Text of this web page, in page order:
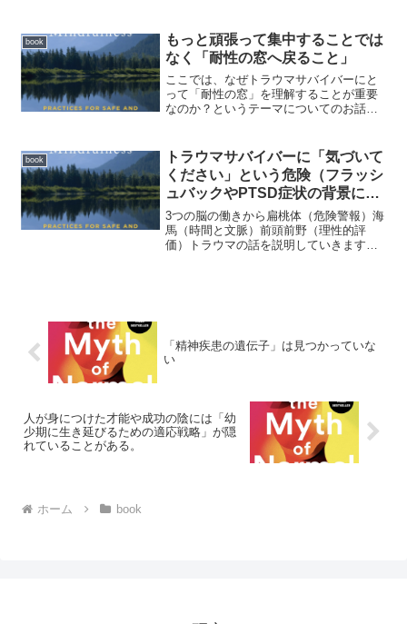
は長年深い苦しみを抱えていました。著
者は、ウィリアムズが...
book
もっと頑張って集中することでは
なく「耐性の窓へ戻ること」
ここでは、なぜトラウマサバイバーにと
って「耐性の窓」を理解することが重要
なのか？というテーマについてのお話し
（Hyperarousal）感覚過敏感情反応が強
い過警戒侵入的イメージ（...
book
トラウマサバイバーに「気づいて
ください」という危険（フラッシ
ュバックやPTSD症状の背景にあ
るメカニズム）
3つの脳の働きから扁桃体（危険警報）海
馬（時間と文脈）前頭前野（理性的評
価）トラウマの話を説明していきます。
「精神疾患の遺伝子」は見つかっていな
い
人が身につけた才能や成功の陰には「幼
少期に生き延びるための適応戦略」が隠
れていることがある。
ホーム book